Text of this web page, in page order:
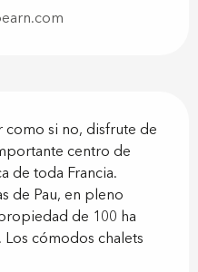
como si no, disfrute de
centro de
de toda Francia.
de Pau, en pleno
de 100 ha
Los cómodos chalets